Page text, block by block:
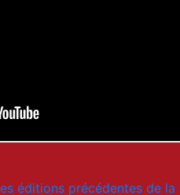
éditions précédentes de la